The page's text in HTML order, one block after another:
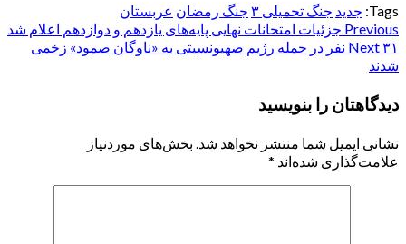
Tags: جدید جنگ تحمیلی ۳ جنگ رمضان عربستان
Post
navigation
Previous جزئیات امتحانات نهایی پایه‌های یازدهم و دوازدهم اعلام شد
Next ۳۱ نفر در حمله رژیم صهیونسیتی به «ناوگان صمود» زخمی
شدند
دیدگاهتان را بنویسید
نشانی ایمیل شما منتشر نخواهد شد. بخش‌های موردنیاز
علامت‌گذاری شده‌اند *